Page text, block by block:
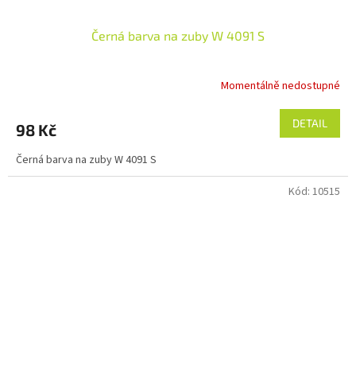
Černá barva na zuby W 4091 S
Momentálně nedostupné
98 Kč DETAIL
Černá barva na zuby W 4091 S
Kód: 10515